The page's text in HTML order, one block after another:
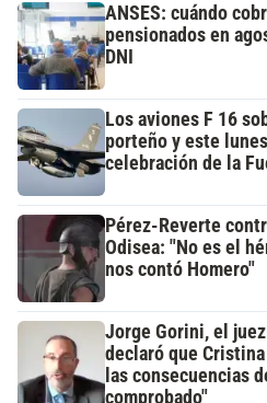
ANSES: cuándo
pensionados en
DNI
Los aviones F 16
porteño y este
celebración de la
Pérez-Reverte
Odisea: "No es el
nos contó Homero"
Jorge Gorini, el
declaró que
las consecuencias
comprobado"